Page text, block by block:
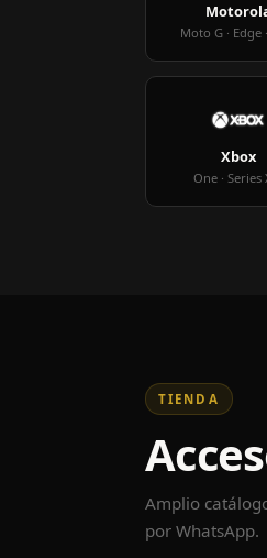
Moto G · Edge
Xbox
One · Series
TIENDA
Amplio
por WhatsApp.